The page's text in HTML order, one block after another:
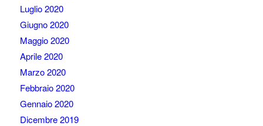
Luglio 2020
Giugno 2020
Maggio 2020
Aprile 2020
Marzo 2020
Febbraio 2020
Gennaio 2020
Dicembre 2019